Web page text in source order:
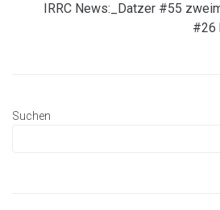
IRRC News:_Datzer #55
#26
Suchen